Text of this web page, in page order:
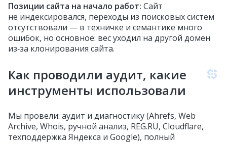
Позиции сайта на начало работ: Сайт
не индексировался, переходы из поисковых систем
отсутствовали — в техничке и семантике много
ошибок, но основное: вес уходил на другой домен
из‑за клонирования сайта.
Как проводили аудит, какие
инструменты использовали
Мы провели: аудит и диагностику (Ahrefs, Web
Archive, Whois, ручной анализ, REG.RU, Cloudflare,
техподдержка Яндекса и Google), полный